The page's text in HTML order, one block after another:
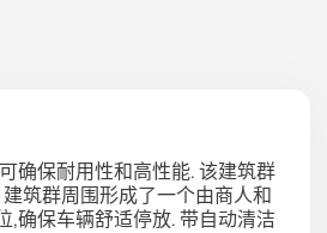
确保耐用性和高性能. 该建筑群
筑群周围形成了一个由商人和
,确保车辆舒适停放. 带自动清洁